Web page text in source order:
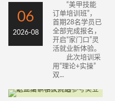
06
2026-08
“美甲技能
订单培训班”，
首期28名学员已
全部完成报名，
开启“家门口”灵
活就业新体验。
此次培训采
用“理论+实操”
双...